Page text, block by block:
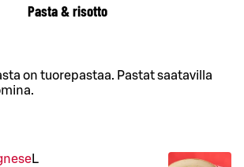
Pasta & risotto
on tuorepastaa. Pastat saatavilla
L